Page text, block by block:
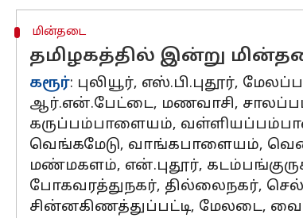
மின்தடை
தமிழகத்தில் இன்று
கரூர்: புலியூர், எஸ்.பி.புதூர்,
ஆர்.என்.பேட்டை, மணவாசி,
கருப்பம்பாளையம்,
வெங்கமேடு, வாங்கபாளையம்,
மண்மகளம், என்.புதூர்,
போகவரத்துநகர், தில்லைநகர்,
சின்னகிணத்துப்பட்டி, மேலடை,